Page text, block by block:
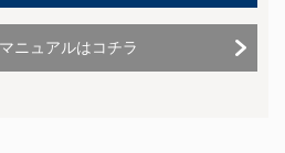
ニュアルはコチラ